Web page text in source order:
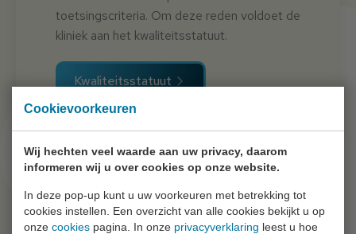
Cookievoorkeuren
Wij hechten veel waarde aan uw privacy, daarom
informeren wij u over cookies op onze website.
In deze pop-up kunt u uw voorkeuren met betrekking tot
cookies instellen. Een overzicht van alle cookies bekijkt u op
onze cookies pagina. In onze privacyverklaring leest u hoe
toetsingscriteria. Om deze reden voldoet de
kliniek aan het kwaliteitsstatuut.
Kwaliteitsstatuut
Van der Hoeven Kliniek is onderdeel vanDe Forensische
Zorgspecialisten